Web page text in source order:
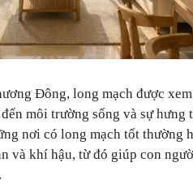
Đông, long mạch được
môi trường sống và sự hưng
nơi có long mạch tốt thường
và khí hậu, từ đó giúp con